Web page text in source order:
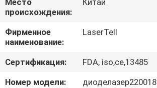
НАС
ПУТЕШЕСТВИЕ
ФАБРИКИ
Место
происхождения:
Китай
Фирменное
наименование:
LaserTell
Сертификация:
FDA, iso,ce,13485
Номер модели:
диоделазер220018